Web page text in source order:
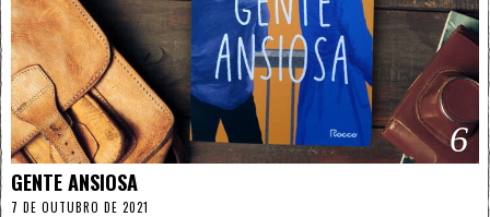
6
GENTE ANSIOSA
7 DE OUTUBRO DE 2021